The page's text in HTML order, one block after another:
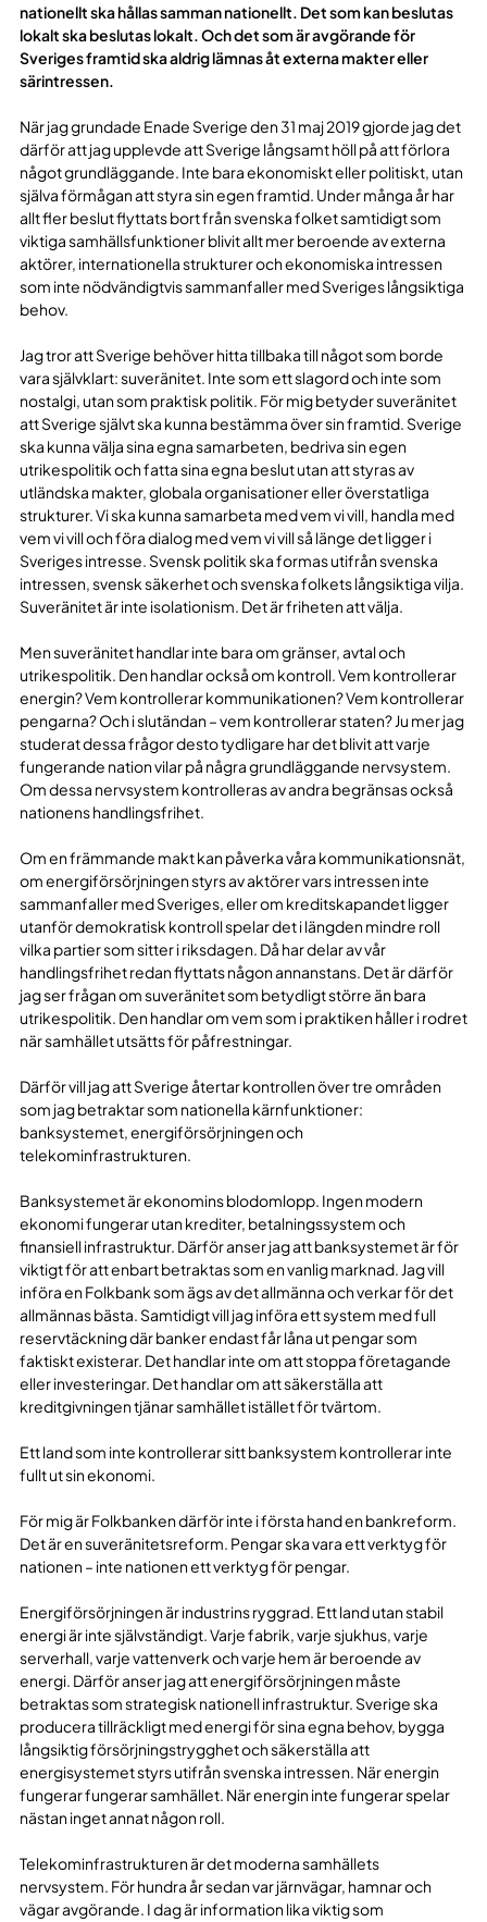
nationellt ska hållas samman nationellt. Det som kan beslutas
lokalt ska beslutas lokalt. Och det som är avgörande för
Sveriges framtid ska aldrig lämnas åt externa makter eller
särintressen.
När jag grundade Enade Sverige den 31 maj 2019 gjorde jag det
därför att jag upplevde att Sverige långsamt höll på att förlora
något grundläggande. Inte bara ekonomiskt eller politiskt, utan
själva förmågan att styra sin egen framtid. Under många år har
allt fler beslut flyttats bort från svenska folket samtidigt som
viktiga samhällsfunktioner blivit allt mer beroende av externa
aktörer, internationella strukturer och ekonomiska intressen
som inte nödvändigtvis sammanfaller med Sveriges långsiktiga
behov.
Jag tror att Sverige behöver hitta tillbaka till något som borde
vara självklart: suveränitet. Inte som ett slagord och inte som
nostalgi, utan som praktisk politik. För mig betyder suveränitet
att Sverige självt ska kunna bestämma över sin framtid. Sverige
ska kunna välja sina egna samarbeten, bedriva sin egen
utrikespolitik och fatta sina egna beslut utan att styras av
utländska makter, globala organisationer eller överstatliga
strukturer. Vi ska kunna samarbeta med vem vi vill, handla med
vem vi vill och föra dialog med vem vi vill så länge det ligger i
Sveriges intresse. Svensk politik ska formas utifrån svenska
intressen, svensk säkerhet och svenska folkets långsiktiga vilja.
Suveränitet är inte isolationism. Det är friheten att välja.
Men suveränitet handlar inte bara om gränser, avtal och
utrikespolitik. Den handlar också om kontroll. Vem kontrollerar
energin? Vem kontrollerar kommunikationen? Vem kontrollerar
pengarna? Och i slutändan – vem kontrollerar staten? Ju mer jag
studerat dessa frågor desto tydligare har det blivit att varje
fungerande nation vilar på några grundläggande nervsystem.
Om dessa nervsystem kontrolleras av andra begränsas också
nationens handlingsfrihet.
Om en främmande makt kan påverka våra kommunikationsnät,
om energiförsörjningen styrs av aktörer vars intressen inte
sammanfaller med Sveriges, eller om kreditskapandet ligger
utanför demokratisk kontroll spelar det i längden mindre roll
vilka partier som sitter i riksdagen. Då har delar av vår
handlingsfrihet redan flyttats någon annanstans. Det är därför
jag ser frågan om suveränitet som betydligt större än bara
utrikespolitik. Den handlar om vem som i praktiken håller i rodret
när samhället utsätts för påfrestningar.
Därför vill jag att Sverige återtar kontrollen över tre områden
som jag betraktar som nationella kärnfunktioner:
banksystemet, energiförsörjningen och
telekominfrastrukturen.
Banksystemet är ekonomins blodomlopp. Ingen modern
ekonomi fungerar utan krediter, betalningssystem och
finansiell infrastruktur. Därför anser jag att banksystemet är för
viktigt för att enbart betraktas som en vanlig marknad. Jag vill
införa en Folkbank som ägs av det allmänna och verkar för det
allmännas bästa. Samtidigt vill jag införa ett system med full
reservtäckning där banker endast får låna ut pengar som
faktiskt existerar. Det handlar inte om att stoppa företagande
eller investeringar. Det handlar om att säkerställa att
kreditgivningen tjänar samhället istället för tvärtom.
Ett land som inte kontrollerar sitt banksystem kontrollerar inte
fullt ut sin ekonomi.
För mig är Folkbanken därför inte i första hand en bankreform.
Det är en suveränitetsreform. Pengar ska vara ett verktyg för
nationen – inte nationen ett verktyg för pengar.
Energiförsörjningen är industrins ryggrad. Ett land utan stabil
energi är inte självständigt. Varje fabrik, varje sjukhus, varje
serverhall, varje vattenverk och varje hem är beroende av
energi. Därför anser jag att energiförsörjningen måste
betraktas som strategisk nationell infrastruktur. Sverige ska
producera tillräckligt med energi för sina egna behov, bygga
långsiktig försörjningstrygghet och säkerställa att
energisystemet styrs utifrån svenska intressen. När energin
fungerar fungerar samhället. När energin inte fungerar spelar
nästan inget annat någon roll.
Telekominfrastrukturen är det moderna samhällets
nervsystem. För hundra år sedan var järnvägar, hamnar och
vägar avgörande. I dag är information lika viktig som